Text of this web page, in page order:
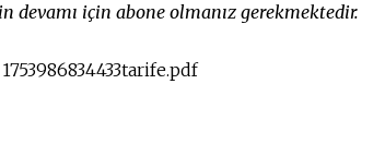
devamı için abone olmanız gerekmektedir.
1753986834433tarife.pdf